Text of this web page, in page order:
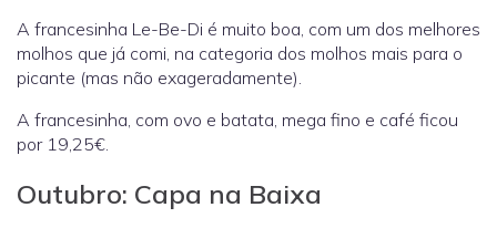
A francesinha Le-Be-Di é muito boa, com um dos melhores
molhos que já comi, na categoria dos molhos mais para o
picante (mas não exageradamente).
A francesinha, com ovo e batata, mega fino e café ficou
por 19,25€.
Outubro: Capa na Baixa